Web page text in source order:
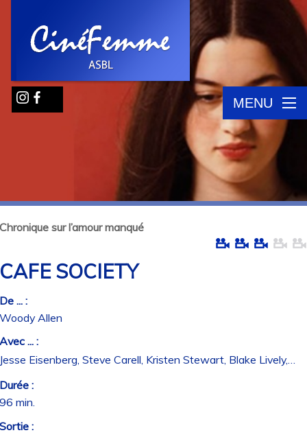
MENU
sur l’amour manqué
SOCIETY
... :
Allen
... :
Eisenberg, Steve Carell, Kristen Stewart, Blake Lively,…
:
min.
: